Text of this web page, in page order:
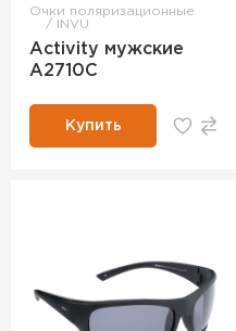
Очки поляризационные
INVU
Activity мужские
A2710C
Купить